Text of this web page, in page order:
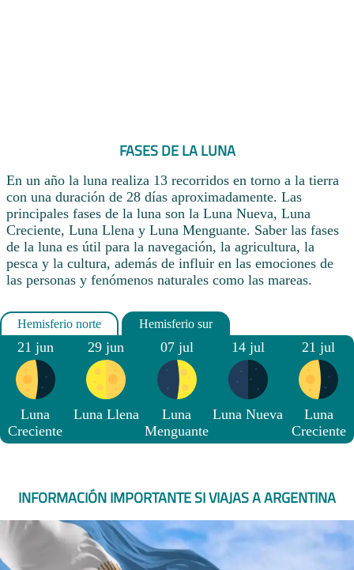
FASES DE LA LUNA
En un año la luna realiza 13 recorridos en torno a la tierra
con una duración de 28 días aproximadamente. Las
principales fases de la luna son la Luna Nueva, Luna
Creciente, Luna Llena y Luna Menguante. Saber las fases
de la luna es útil para la navegación, la agricultura, la
pesca y la cultura, además de influir en las emociones de
las personas y fenómenos naturales como las mareas.
21 jun
Luna
Creciente
29 jun
Luna Llena
07 jul
Luna
Menguante
14 jul
Luna Nueva
21 jul
Luna
Creciente
INFORMACIÓN IMPORTANTE SI VIAJAS A ARGENTINA